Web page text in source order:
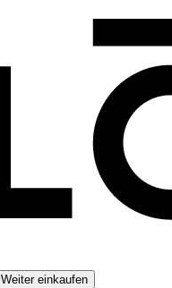
Weiter einkaufen